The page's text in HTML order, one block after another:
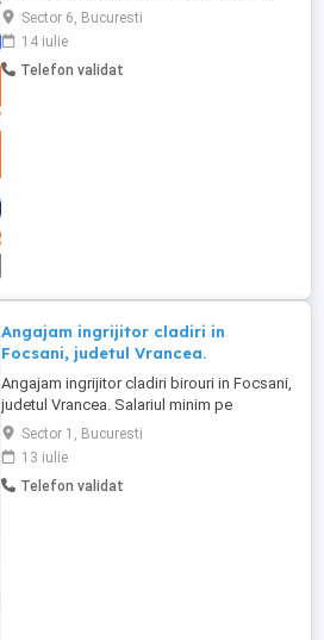
stabil? Echipa noastră se mărește!
Căutăm o persoană serioasă și adaptabilă
pentru rolul de Agent Curățenie Back-up.
Rolul tău: Oferi suport echipei în zilele
Sector 6, Bucuresti
14 iulie
Telefon validat
Angajam ingrijitor cladiri in
Focsani, judetul Vrancea.
Angajam ingrijitor cladiri birouri in Focsani,
judetul Vrancea. Salariul minim pe
economie si tichete de masa.
Sector 1, Bucuresti
13 iulie
Telefon validat